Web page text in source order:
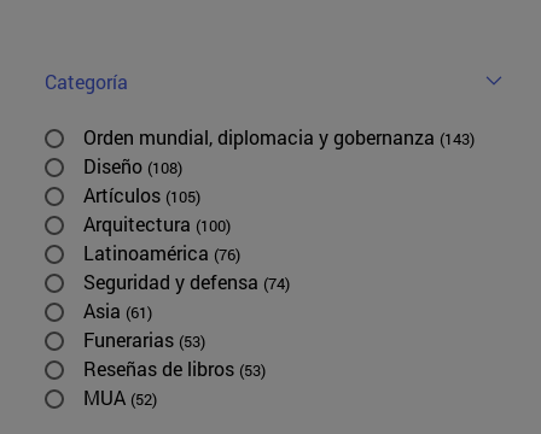
Categoría
Orden mundial, diplomacia y gobernanza (143)
Diseño (108)
Artículos (105)
Arquitectura (100)
Latinoamérica (76)
Seguridad y defensa (74)
Asia (61)
Funerarias (53)
Reseñas de libros (53)
MUA (52)